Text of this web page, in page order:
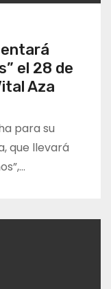
el 28 de
Aza
para su
que llevará